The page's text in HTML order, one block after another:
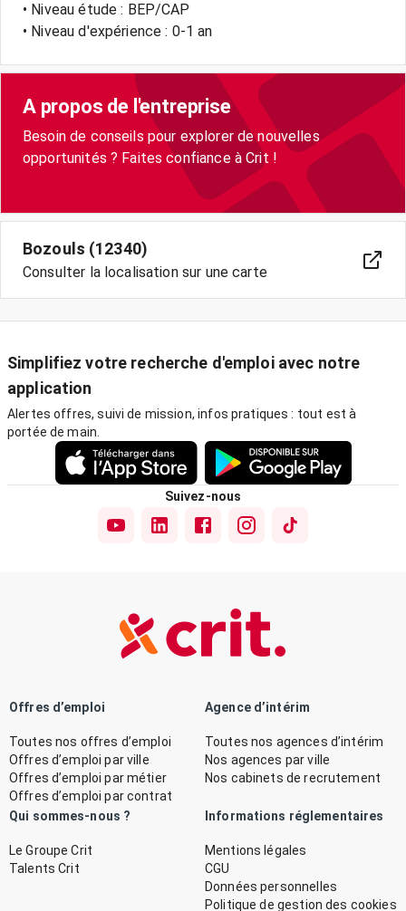
• Niveau étude : BEP/CAP
• Niveau d'expérience : 0-1 an
A propos de l'entreprise
Besoin de conseils pour explorer de nouvelles
opportunités ? Faites confiance à Crit !
Bozouls (12340)
Consulter la localisation sur une carte
Simplifiez votre recherche d'emploi avec notre
application
Alertes offres, suivi de mission, infos pratiques : tout est à
portée de main.
Suivez-nous
Offres d’emploi
Toutes nos offres d’emploi
Offres d’emploi par ville
Offres d’emploi par métier
Offres d’emploi par contrat
Agence d’intérim
Toutes nos agences d’intérim
Nos agences par ville
Nos cabinets de recrutement
Qui sommes-nous ?
Le Groupe Crit
Talents Crit
Informations réglementaires
Mentions légales
CGU
Données personnelles
Politique de gestion des cookies